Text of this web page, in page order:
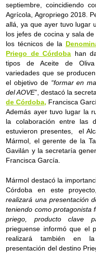
septiembre, coincidiendo
Agrícola, Agropriego 2018.
allá, ya que ayer tuvo lugar
los jefes de cocina y sala
los técnicos de la
Priego de Córdoba han
tipos de Aceite de
variedades que se
el objetivo de “formar en
del AOVE”, destacó la
de Córdoba, Francisca
Además ayer tuvo lugar la
la colaboración entre las
estuvieron presentes, el
Mármol, el gerente de la
Gavilán y la secretaría
Francisca García.
Mármol destacó la
Córdoba en este
realizará una presentación
teniendo como protagonista
priego, producto clave
prieguense informó que el
realizará también en
presentación del destino